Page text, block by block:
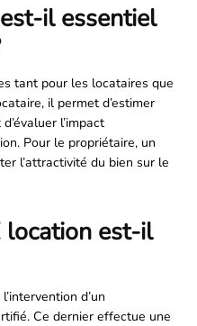
il essentiel
tant pour les locataires que
il permet d’estimer
l’impact
Pour le propriétaire, un
l’attractivité du bien sur le
location est-il
d’un
Ce dernier effectue une